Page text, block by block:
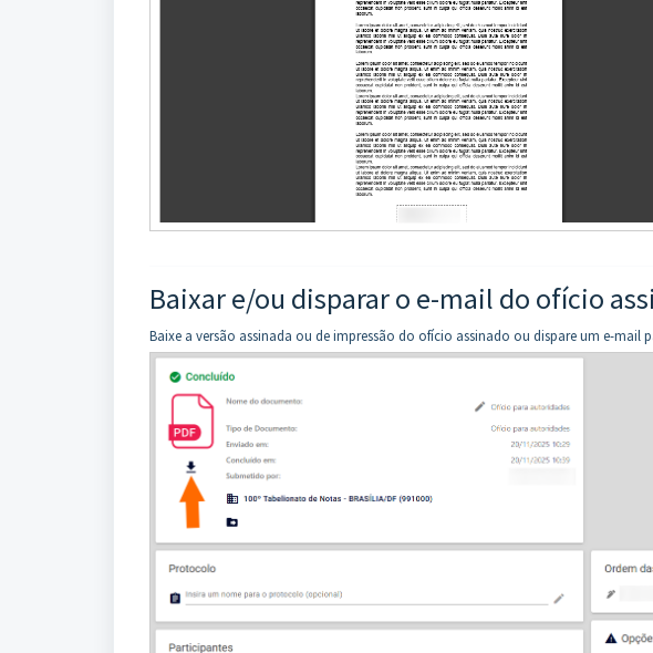
Baixar e/ou disparar o e-mail do ofício
Baixe a versão assinada ou de impressão do ofício assinado ou dispare um e-mail